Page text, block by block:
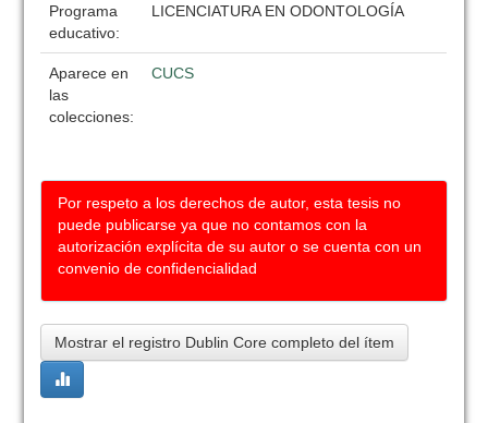
Programa
educativo:
LICENCIATURA EN ODONTOLOGÍA
Aparece en
las
colecciones:
CUCS
Por respeto a los derechos de autor, esta tesis no
puede publicarse ya que no contamos con la
autorización explícita de su autor o se cuenta con un
convenio de confidencialidad
Mostrar el registro Dublin Core completo del ítem